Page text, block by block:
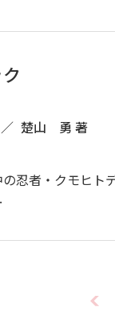
楚山 勇 著
忍者・クモヒト